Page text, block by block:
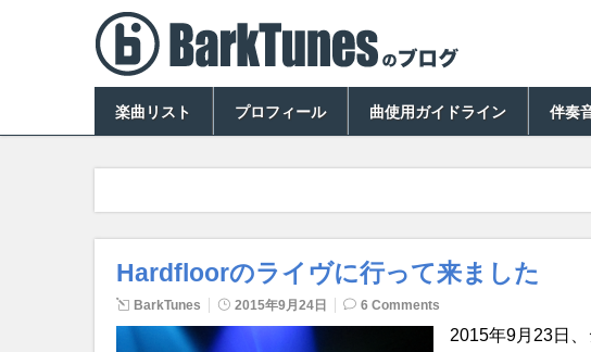
楽曲リスト プロフィール 曲使用ガイドライン 伴奏
Hardfloorのライヴに行って来ました
BarkTunes 2015年9月24日 6 Comments
2015年9月23日